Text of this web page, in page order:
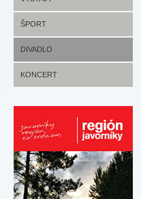
ŠPORT
DIVADLO
KONCERT